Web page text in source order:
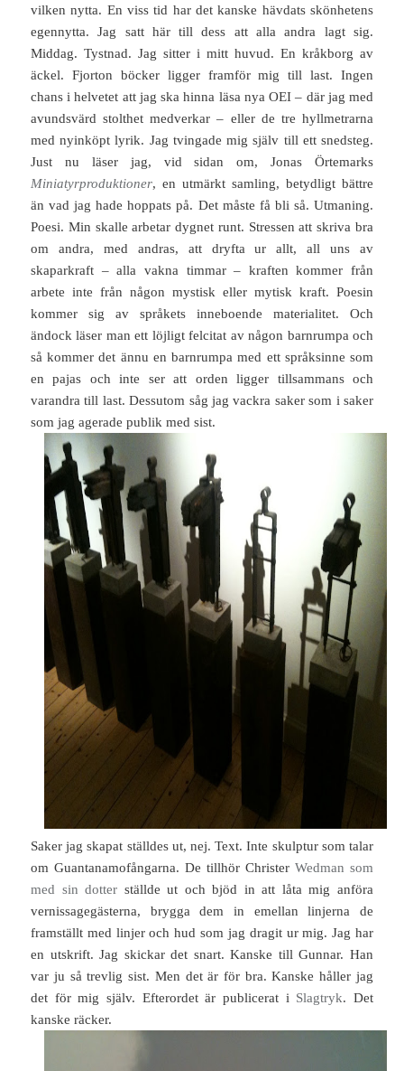
vilken nytta. En viss tid har det kanske hävdats skönhetens
egennytta. Jag satt här till dess att alla andra lagt sig.
Middag. Tystnad. Jag sitter i mitt huvud. En kråkborg av
äckel. Fjorton böcker ligger framför mig till last. Ingen
chans i helvetet att jag ska hinna läsa nya OEI – där jag med
avundsvärd stolthet medverkar – eller de tre hyllmetrarna
med nyinköpt lyrik. Jag tvingade mig själv till ett snedsteg.
Just nu läser jag, vid sidan om, Jonas Örtemarks
Miniatyrproduktioner, en utmärkt samling, betydligt bättre
än vad jag hade hoppats på. Det måste få bli så. Utmaning.
Poesi. Min skalle arbetar dygnet runt. Stressen att skriva bra
om andra, med andras, att dryfta ur allt, all uns av
skaparkraft – alla vakna timmar – kraften kommer från
arbete inte från någon mystisk eller mytisk kraft. Poesin
kommer sig av språkets inneboende materialitet. Och
ändock läser man ett löjligt felcitat av någon barnrumpa och
så kommer det ännu en barnrumpa med ett språksinne som
en pajas och inte ser att orden ligger tillsammans och
varandra till last. Dessutom såg jag vackra saker som i saker
som jag agerade publik med sist.
Saker jag skapat ställdes ut, nej. Text. Inte skulptur som talar
om Guantanamofångarna. De tillhör Christer Wedman som
med sin dotter ställde ut och bjöd in att låta mig anföra
vernissagegästerna, brygga dem in emellan linjerna de
framställt med linjer och hud som jag dragit ur mig. Jag har
en utskrift. Jag skickar det snart. Kanske till Gunnar. Han
var ju så trevlig sist. Men det är för bra. Kanske håller jag
det för mig själv. Efterordet är publicerat i Slagtryk. Det
kanske räcker.